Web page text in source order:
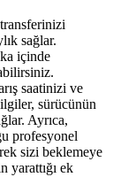
sağlar.
içinde
saatinizi ve
sürücünün
Ayrıca,
profesyonel
sizi beklemeye
yarattığı ek